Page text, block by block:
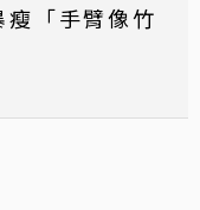
「手臂像竹